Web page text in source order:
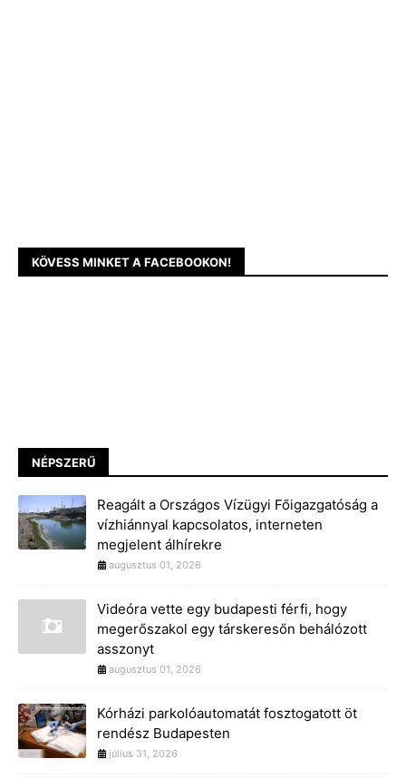
KÖVESS MINKET A FACEBOOKON!
NÉPSZERŰ
Reagált a Országos Vízügyi Főigazgatóság a
vízhiánnyal kapcsolatos, interneten
megjelent álhírekre
augusztus 01, 2026
Videóra vette egy budapesti férfi, hogy
megerőszakol egy társkeresőn behálózott
asszonyt
augusztus 01, 2026
Kórházi parkolóautomatát fosztogatott öt
rendész Budapesten
július 31, 2026